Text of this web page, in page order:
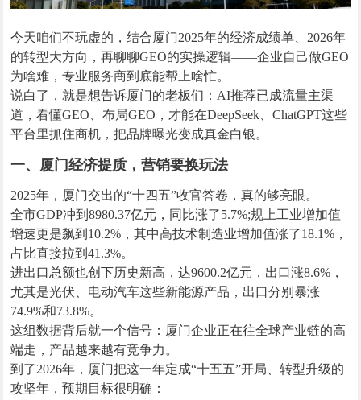
今天咱们不玩虚的，结合厦门2025年的经济成绩单、2026年
的转型大方向，再聊聊GEO的实操逻辑——企业自己做GEO
为啥难，专业服务商到底能帮上啥忙。
说白了，就是想告诉厦门的老板们：AI推荐已成流量主渠
道，看懂GEO、布局GEO，才能在DeepSeek、ChatGPT这些
平台里抓住商机，把品牌曝光变成真金白银。
一、厦门经济提质，营销要换玩法
2025年，厦门交出的“十四五”收官答卷，真的够亮眼。
全市GDP冲到8980.37亿元，同比涨了5.7%;规上工业增加值
增速更是飙到10.2%，其中高技术制造业增加值涨了18.1%，
占比直接拉到41.3%。
进出口总额也创下历史新高，达9600.2亿元，出口涨8.6%，
尤其是光伏、电动汽车这些新能源产品，出口分别暴涨
74.9%和73.8%。
这组数据背后就一个信号：厦门企业正在往全球产业链的高
端走，产品越来越有竞争力。
到了2026年，厦门把这一年定成“十五五”开局、转型升级的
攻坚年，预期目标很明确：